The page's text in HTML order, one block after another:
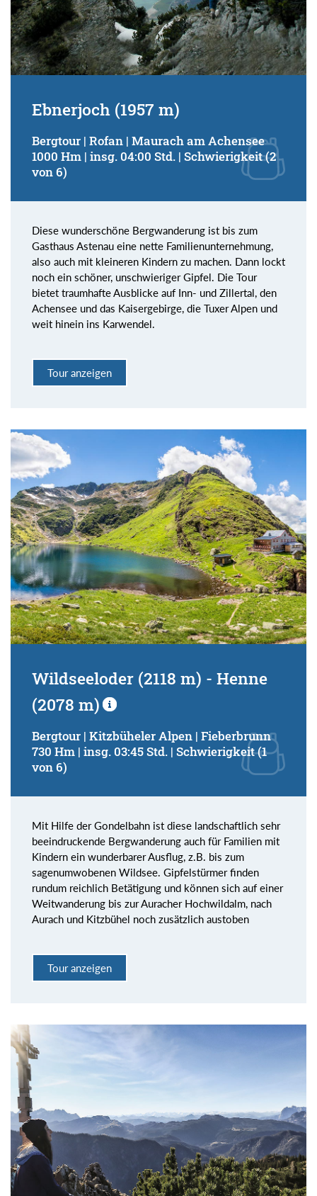
Ebnerjoch (1957 m)
Bergtour | Rofan | Maurach am Achensee
1000 Hm | insg. 04:00 Std. | Schwierigkeit (2
von 6)
Diese wunderschöne Bergwanderung ist bis zum
Gasthaus Astenau eine nette Familienunternehmung,
also auch mit kleineren Kindern zu machen. Dann lockt
noch ein schöner, unschwieriger Gipfel. Die Tour
bietet traumhafte Ausblicke auf Inn- und Zillertal, den
Achensee und das Kaisergebirge, die Tuxer Alpen und
weit hinein ins Karwendel.
Tour anzeigen
Wildseeloder (2118 m) - Henne
(2078 m)
Bergtour | Kitzbüheler Alpen | Fieberbrunn
730 Hm | insg. 03:45 Std. | Schwierigkeit (1
von 6)
Mit Hilfe der Gondelbahn ist diese landschaftlich sehr
beeindruckende Bergwanderung auch für Familien mit
Kindern ein wunderbarer Ausflug, z.B. bis zum
sagenumwobenen Wildsee. Gipfelstürmer finden
rundum reichlich Betätigung und können sich auf einer
Weitwanderung bis zur Auracher Hochwildalm, nach
Aurach und Kitzbühel noch zusätzlich austoben
Tour anzeigen